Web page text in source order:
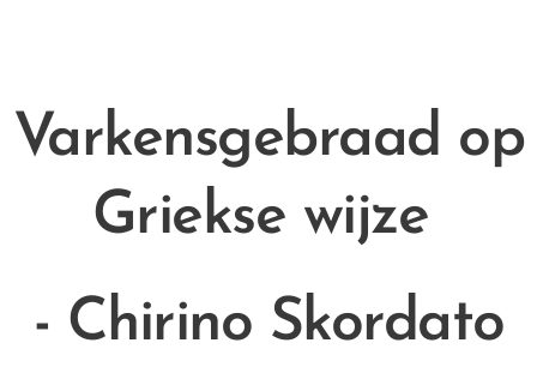
Varkensgebraad op
Griekse wijze
- Chirino Skordato